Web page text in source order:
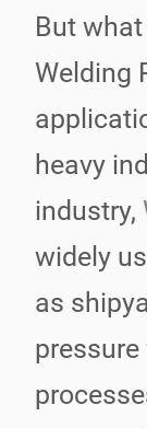
But
Welding
heavy
industry,
widely
as